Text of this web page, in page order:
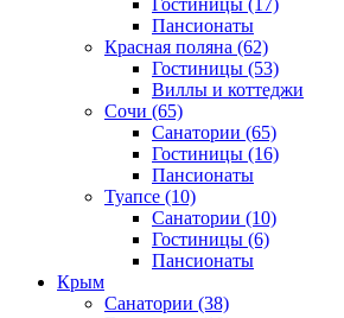
Гостиницы (17)
Пансионаты
Красная поляна (62)
Гостиницы (53)
Виллы и коттеджи
Сочи (65)
Санатории (65)
Гостиницы (16)
Пансионаты
Туапсе (10)
Санатории (10)
Гостиницы (6)
Пансионаты
Крым
Санатории (38)